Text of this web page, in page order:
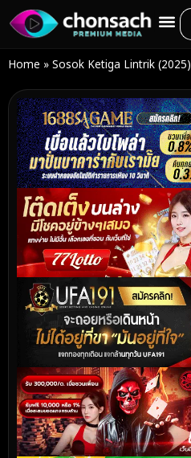
Home » Sosok Ketiga Lintrik (2025)